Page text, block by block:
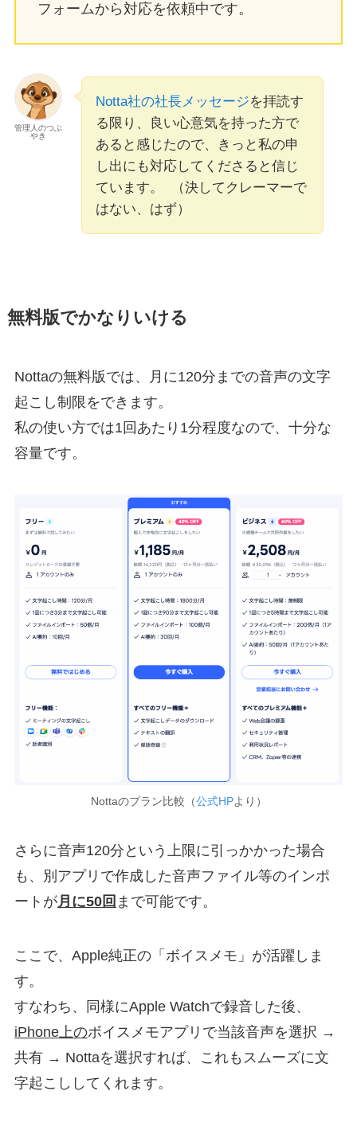
フォームから対応を依頼中です。
管理人のつぶ
やき
Notta社の社長メッセージを拝読す
る限り、良い心意気を持った方で
あると感じたので、きっと私の申
し出にも対応してくださると信じ
ています。 （決してクレーマーで
はない、はず）
無料版でかなりいける
Nottaの無料版では、月に120分までの音声の文字
起こし制限をできます。
私の使い方では1回あたり1分程度なので、十分な
容量です。
Nottaのプラン比較（公式HPより）
さらに音声120分という上限に引っかかった場合
も、別アプリで作成した音声ファイル等のインポ
ートが月に50回 まで可能です。
ここで、Apple純正の「ボイスメモ」が活躍しま
す。
すなわち、同様にApple Watchで録音した後、
iPhone上のボイスメモアプリで当該音声を選択 →
共有 → Nottaを選択すれば、これもスムーズに文
字起こししてくれます。